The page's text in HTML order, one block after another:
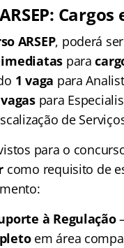
Cargos
ARSEP, poderá
para
1 vaga para
para
de
para o
como requisito de
à Regulação
em área